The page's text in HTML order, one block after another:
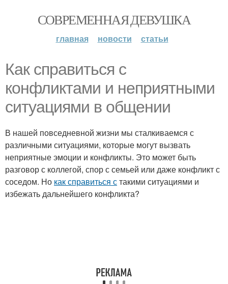
СОВРЕМЕННАЯ ДЕВУШКА
главная новости статьи
Как справиться с
конфликтами и неприятными
ситуациями в общении
В нашей повседневной жизни мы сталкиваемся с
различными ситуациями, которые могут вызвать
неприятные эмоции и конфликты. Это может быть
разговор с коллегой, спор с семьей или даже конфликт с
соседом. Но как справиться стакими ситуациями и
избежать дальнейшего конфликта?